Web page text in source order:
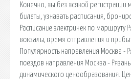
Конечно, вы без всякой регистрации
билеты, узнавать расписания,
Расписание электричек по маршруту
вокзалы, время отправления и
Популярность направления Москва -
поездов направления Москва - Рязань
динамического ценообразования.